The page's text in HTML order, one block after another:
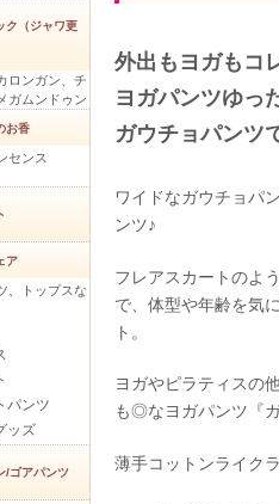
外出もヨガもコ
ヨガパンツゆっ
ガウチョパンツ
ワイドなガウチョパ
ンツ♪
フレアスカートのよ
で、体型や年齢を気
ト。
ヨガやピラティスの
も◎なヨガパンツ『
薄手コットンライクラ
ク（ジャワ更
ロンガン、チ
ガムンドゥン
お香
センス
ア
、トップスな
パンツ
ッズ
/ゴアパンツ